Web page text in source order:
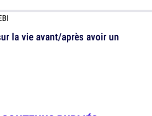
la vie avant/après avoir un